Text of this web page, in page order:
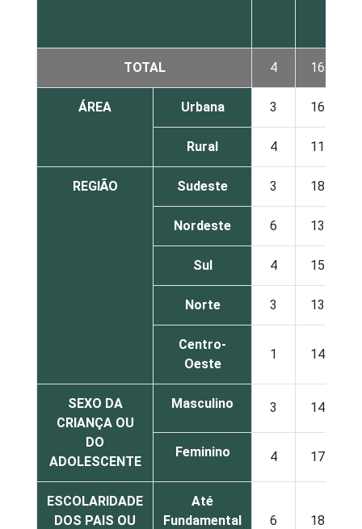
TOTAL 4 16
ÁREA Urbana 3 16
Rural 4 11
REGIÃO Sudeste 3 18
Nordeste 6 13
Sul 4 15
Norte 3 13
Centro-
Oeste
1 14
SEXO DA
CRIANÇA OU
DO
ADOLESCENTE
Masculino 3 14
Feminino 4 17
ESCOLARIDADE
DOS PAIS OU
Até
Fundamental
6 18